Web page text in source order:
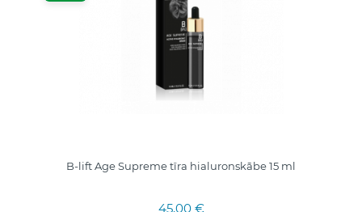
B-lift Age Supreme tīra hialuronskābe 15 ml
45,00 €